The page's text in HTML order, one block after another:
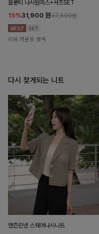
블룬티 나시원피스+셔츠SET
15%31,900 원37,500원
리뷰 카운트 영역
다시 찾게되는 니트
앤즌린넨 스퀘어나시니트